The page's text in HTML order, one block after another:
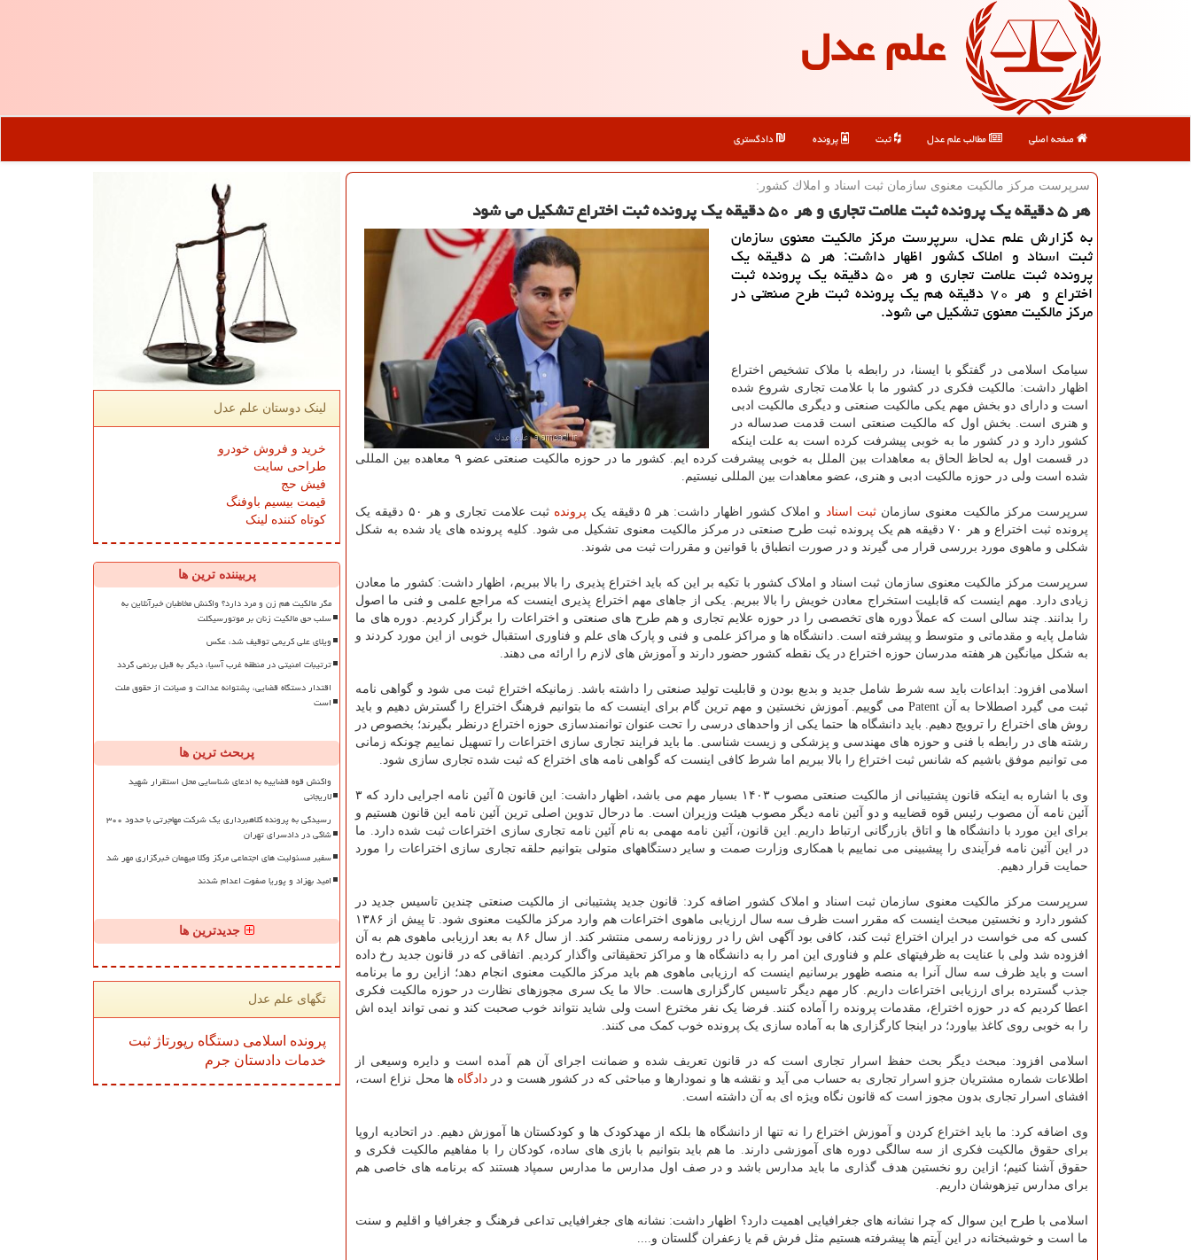
علم عدل
صفحه اصلی مطالب علم عدل ثبت پرونده دادگستری
سرپرست مركز مالكیت معنوی سازمان ثبت اسناد و املاك كشور:
هر ۵ دقیقه یک پرونده ثبت علامت تجاری و هر ۵۰ دقیقه یک پرونده ثبت اختراع تشکیل می شود
به گزارش علم عدل، سرپرست مرکز مالکیت معنوی سازمان
ثبت اسناد و املاک کشور اظهار داشت: هر ۵ دقیقه یک
پرونده ثبت علامت تجاری و هر ۵۰ دقیقه یک پرونده ثبت
اختراع و هر ۷۰ دقیقه هم یک پرونده ثبت طرح صنعتی در
مرکز مالکیت معنوی تشکیل می شود.
سیامک اسلامی در گفتگو با ایسنا، در رابطه با ملاک تشخیص اختراع
اظهار داشت: مالکیت فکری در کشور ما با علامت تجاری شروع شده
است و دارای دو بخش مهم یکی مالکیت صنعتی و دیگری مالکیت ادبی
و هنری است. بخش اول که مالکیت صنعتی است قدمت صدساله در
کشور دارد و در کشور ما به خوبی پیشرفت کرده است به علت اینکه
در قسمت اول به لحاظ الحاق به معاهدات بین الملل به خوبی پیشرفت کرده ایم. کشور ما در حوزه مالکیت صنعتی عضو ۹ معاهده بین المللی
شده است ولی در حوزه مالکیت ادبی و هنری، عضو معاهدات بین المللی نیستیم.
سرپرست مرکز مالکیت معنوی سازمانثبت اسناد و املاک کشور اظهار داشت: هر ۵ دقیقه یک پرونده
ثبت علامت تجاری و هر ۵۰ دقیقه یک
پرونده ثبت اختراع و هر ۷۰ دقیقه هم یک پرونده ثبت طرح صنعتی در مرکز مالکیت معنوی تشکیل می شود. کلیه پرونده های یاد شده به شکل
شکلی و ماهوی مورد بررسی قرار می گیرند و در صورت انطباق با قوانین و مقررات ثبت می شوند.
سرپرست مرکز مالکیت معنوی سازمان ثبت اسناد و املاک کشور با تکیه بر این که باید اختراع پذیری را بالا ببریم، اظهار داشت: کشور ما معادن
زیادی دارد. مهم اینست که قابلیت استخراج معادن خویش را بالا ببریم. یکی از جاهای مهم اختراع پذیری اینست که مراجع علمی و فنی ما اصول
را بدانند. چند سالی است که عملاً دوره های تخصصی را در حوزه علایم تجاری و هم طرح های صنعتی و اختراعات را برگزار کردیم. دوره های ما
شامل پایه و مقدماتی و متوسط و پیشرفته است. دانشگاه ها و مراکز علمی و فنی و پارک های علم و فناوری استقبال خوبی از این مورد کردند و
به شکل میانگین هر هفته مدرسان حوزه اختراع در یک نقطه کشور حضور دارند و آموزش های لازم را ارائه می دهند.
اسلامی افزود: ابداعات باید سه شرط شامل جدید و بدیع بودن و قابلیت تولید صنعتی را داشته باشد. زمانیکه اختراع ثبت می شود و گواهی نامه
ثبت می گیرد اصطلاحا به آن Patent می گوییم. آموزش نخستین و مهم ترین گام برای اینست که ما بتوانیم فرهنگ اختراع را گسترش دهیم و باید
روش های اختراع را ترویج دهیم. باید دانشگاه ها حتما یکی از واحدهای درسی را تحت عنوان توانمندسازی حوزه اختراع درنظر بگیرند؛ بخصوص در
رشته های در رابطه با فنی و حوزه های مهندسی و پزشکی و زیست شناسی. ما باید فرایند تجاری سازی اختراعات را تسهیل نماییم چونکه زمانی
می توانیم موفق باشیم که شانس ثبت اختراع را بالا ببریم اما شرط کافی اینست که گواهی نامه های اختراع که ثبت شده تجاری سازی شود.
وی با اشاره به اینکه قانون پشتیبانی از مالکیت صنعتی مصوب ۱۴۰۳ بسیار مهم می باشد، اظهار داشت: این قانون ۵ آئین نامه اجرایی دارد که ۳
آئین نامه آن مصوب رئیس قوه قضاییه و دو آئین نامه دیگر مصوب هیئت وزیران است. ما درحال تدوین اصلی ترین آئین نامه این قانون هستیم و
برای این مورد با دانشگاه ها و اتاق بازرگانی ارتباط داریم. این قانون، آئین نامه مهمی به نام آئین نامه تجاری سازی اختراعات ثبت شده دارد. ما
در این آئین نامه فرآیندی را پیشبینی می نماییم با همکاری وزارت صمت و سایر دستگاههای متولی بتوانیم حلقه تجاری سازی اختراعات را مورد
حمایت قرار دهیم.
سرپرست مرکز مالکیت معنوی سازمان ثبت اسناد و املاک کشور اضافه کرد: قانون جدید پشتیبانی از مالکیت صنعتی چندین تاسیس جدید در
کشور دارد و نخستین مبحث اینست که مقرر است ظرف سه سال ارزیابی ماهوی اختراعات هم وارد مرکز مالکیت معنوی شود. تا پیش از ۱۳۸۶
کسی که می خواست در ایران اختراع ثبت کند، کافی بود آگهی اش را در روزنامه رسمی منتشر کند. از سال ۸۶ به بعد ارزیابی ماهوی هم به آن
افزوده شد ولی با عنایت به ظرفیتهای علم و فناوری این امر را به دانشگاه ها و مراکز تحقیقاتی واگذار کردیم. اتفاقی که در قانون جدید رخ داده
است و باید ظرف سه سال آنرا به منصه ظهور برسانیم اینست که ارزیابی ماهوی هم باید مرکز مالکیت معنوی انجام دهد؛ ازاین رو ما برنامه
جذب گسترده برای ارزیابی اختراعات داریم. کار مهم دیگر تاسیس کارگزاری هاست. حالا ما یک سری مجوزهای نظارت در حوزه مالکیت فکری
اعطا کردیم که در حوزه اختراع، مقدمات پرونده را آماده کنند. فرضا یک نفر مخترع است ولی شاید نتواند خوب صحبت کند و نمی تواند ایده اش
را به خوبی روی کاغذ بیاورد؛ در اینجا کارگزاری ها به آماده سازی یک پرونده خوب کمک می کنند.
اسلامی افزود: مبحث دیگر بحث حفظ اسرار تجاری است که در قانون تعریف شده و ضمانت اجرای آن هم آمده است و دایره وسیعی از
اطلاعات شماره مشتریان جزو اسرار تجاری به حساب می آید و نقشه ها و نمودارها و مباحثی که در کشور هست و در دادگاه ها محل نزاع است،
افشای اسرار تجاری بدون مجوز است که قانون نگاه ویژه ای به آن داشته است.
وی اضافه کرد: ما باید اختراع کردن و آموزش اختراع را نه تنها از دانشگاه ها بلکه از مهدکودک ها و کودکستان ها آموزش دهیم. در اتحادیه اروپا
برای حقوق مالکیت فکری از سه سالگی دوره های آموزشی دارند. ما هم باید بتوانیم با بازی های ساده، کودکان را با مفاهیم مالکیت فکری و
حقوق آشنا کنیم؛ ازاین رو نخستین هدف گذاری ما باید مدارس باشد و در صف اول مدارس ما مدارس سمپاد هستند که برنامه های خاصی هم
برای مدارس تیزهوشان داریم.
اسلامی با طرح این سوال که چرا نشانه های جغرافیایی اهمیت دارد؟ اظهار داشت: نشانه های جغرافیایی تداعی فرهنگ و جغرافیا و اقلیم و سنت
ما است و خوشبختانه در این آیتم ها پیشرفته هستیم مثل فرش قم یا زعفران گلستان و....
لینک دوستان علم عدل
خرید و فروش خودرو
طراحی سایت
فیش حج
قیمت بیسیم باوفنگ
کوتاه کننده لینک
پربیننده ترین ها
مگر مالکیت هم زن و مرد دارد؟ واکنش مخاطبان خبرآنلاین به
سلب حق مالکیت زنان بر موتورسیکلت
ویلای علی کریمی توقیف شد، عکس
ترتیبات امنیتی در منطقه غرب آسیا، دیگر به قبل برنمی گردد
اقتدار دستگاه قضایی، پشتوانه عدالت و صیانت از حقوق ملت
است
پربحث ترین ها
واکنش قوه قضاییه به ادعای شناسایی محل استقرار شهید
لاریجانی
رسیدگی به پرونده کلاهبرداری یک شرکت مهاجرتی با حدود ۳۰۰
شاکی در دادسرای تهران
سفیر مسئولیت های اجتماعی مرکز وکلا میهمان خبرگزاری مهر شد
امید بهزاد و پوریا صفوت اعدام شدند
جدیدترین ها
تگهای علم عدل
پرونده اسلامی دستگاه رپورتاژ ثبت
خدمات دادستان جرم